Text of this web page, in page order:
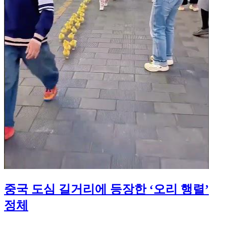
중국 도심 길거리에 등장한 ‘오리 행렬’
정체